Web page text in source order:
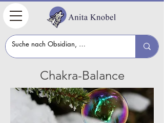
Chakra-Balance